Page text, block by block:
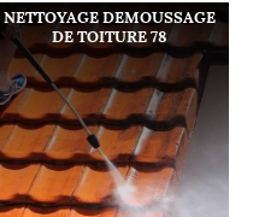
NETTOYAGE DEMOUSSAGE
DE TOITURE 78